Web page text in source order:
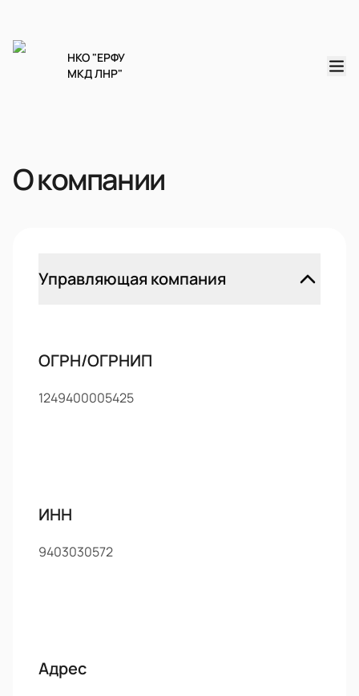
НКО "ЕРФУ
МКД ЛНР"
О компании
Управляющая компания
ОГРН/ОГРНИП
1249400005425
ИНН
9403030572
Адрес